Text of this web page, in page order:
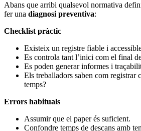
Abans que arribi qualsevol normativa
fer una diagnosi preventiva:
Checklist pràctic
Existeix un registre fiable i
Es controla tant l’inici com el final
Es poden generar informes i
Els treballadors saben com registrar
temps?
Errors habituals
Assumir que el paper és suficient.
Confondre temps de descans amb